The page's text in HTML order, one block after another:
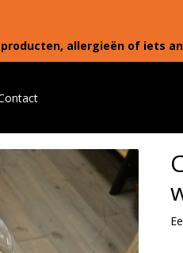
allergieën of iets